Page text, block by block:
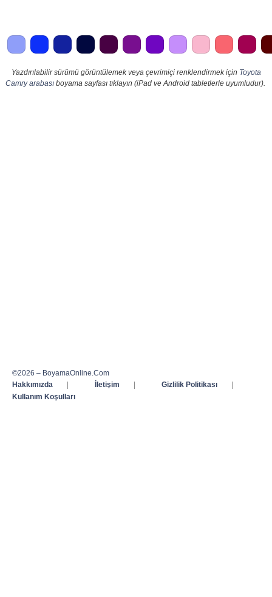
Yazdırılabilir sürümü görüntülemek veya çevrimiçi renklendirmek için Toyota
Camry arabasıboyama sayfası tıklayın (iPad ve Android tabletlerle uyumludur).
©2026 – BoyamaOnline.Com
Hakkımızda
| İletişim | Gizlilik Politikası
|
Kullanım Koşulları